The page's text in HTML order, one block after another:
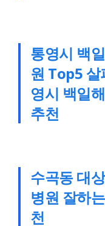
통영시 백
원 Top5
영시 백일
추천
수곡동 대
병원 잘하
천